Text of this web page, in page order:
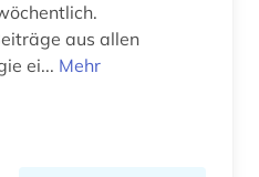
aus allen
ei... Mehr